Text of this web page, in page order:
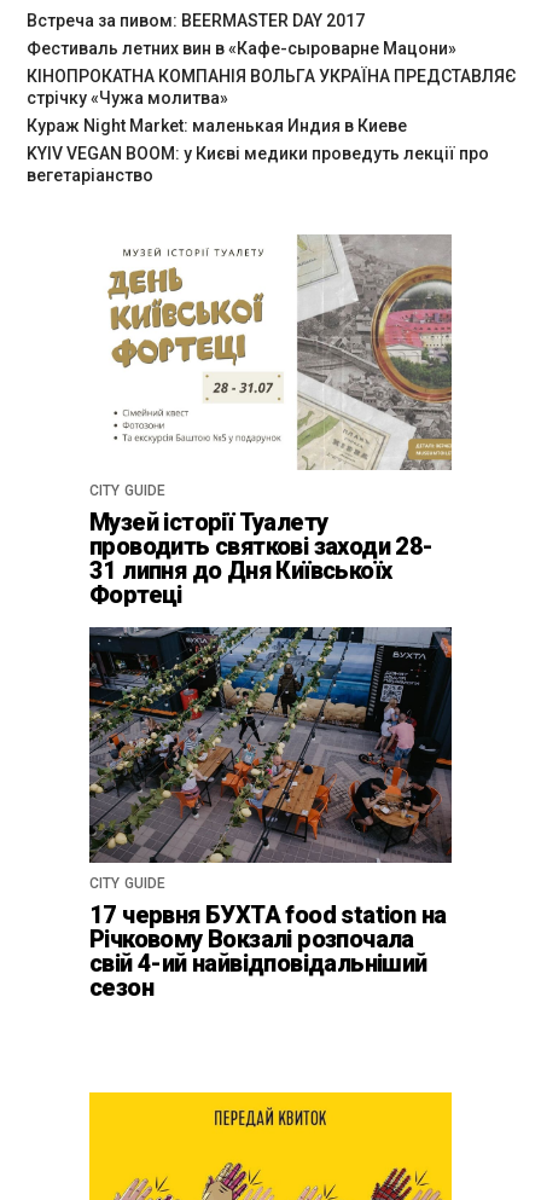
Встреча за пивом: BEERMASTER DAY 2017
Фестиваль летних вин в «Кафе-сыроварне Мацони»
КІНОПРОКАТНА КОМПАНІЯ ВОЛЬГА УКРАЇНА ПРЕДСТАВЛЯЄ
стрічку «Чужа молитва»
Кураж Night Market: маленькая Индия в Киеве
KYIV VEGAN BOOM: у Києві медики проведуть лекції про
вегетаріанство
CITY GUIDE
Музей історії Туалету
проводить святкові заходи 28-
31 липня до Дня Київськоїх
Фортеці
CITY GUIDE
17 червня БУХТА food station на
Річковому Вокзалі розпочала
свій 4-ий найвідповідальніший
сезон